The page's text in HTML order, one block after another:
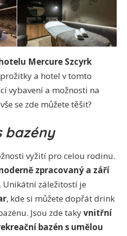
Mercure Szcyrk
a hotel v tomto
vybavení a možnosti na
se zde můžete těšit?
bazény
vyžití pro celou rodinu.
zpracovaný a září
. Unikátní záležitostí je
, kde si můžete dopřát drink
Jsou zde takyvnitřní
bazén s umělou